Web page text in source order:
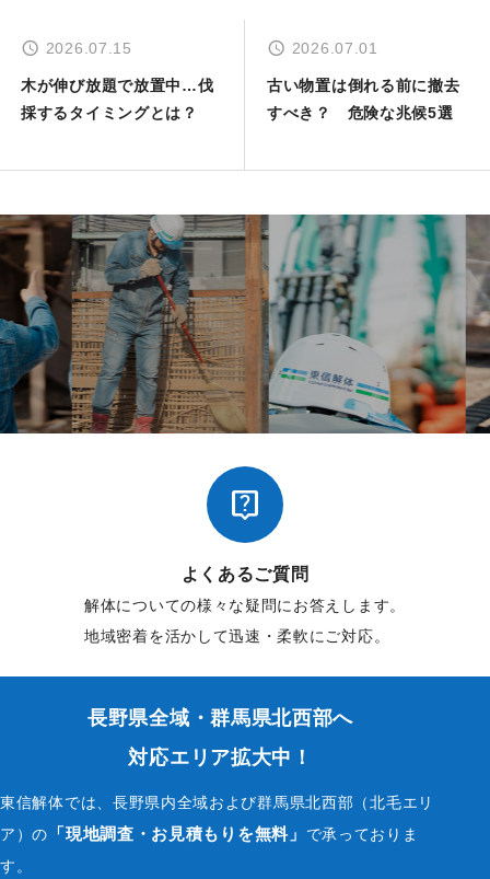
2026.07.15
木が伸び放題で放置中…伐
採するタイミングとは？
2026.07.01
古い物置は倒れる前に撤去
すべき？ 危険な兆候5選

よくあるご質問
解体についての様々な疑問にお答えします。
地域密着を活かして迅速・柔軟にご対応。
長野県全域・群馬県北西部へ
対応エリア拡大中！
東信解体では、長野県内全域および群馬県北西部（北毛エリ
ア）の
「現地調査・お見積もりを無料」
で承っておりま
す。